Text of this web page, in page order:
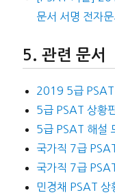
문서 서명 전자
관련 문서
2019 5급 PSAT
5급 PSAT 상황
5급 PSAT 해설
국가직 7급
국가직 7급
민경채 PSAT 상